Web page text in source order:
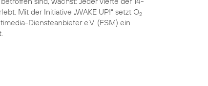
Mit der Initiative „WAKE UP!“ setzt O2
Diensteanbieter e.V. (FSM) ein